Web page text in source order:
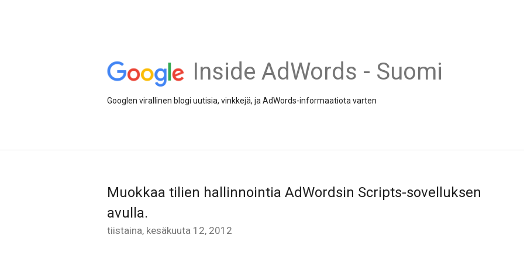
Inside AdWords - Suomi
Googlen virallinen blogi uutisia, vinkkejä, ja AdWords-informaatiota varten
Muokkaa tilien hallinnointia AdWordsin Scripts-sovelluksen
avulla.
tiistaina, kesäkuuta 12, 2012